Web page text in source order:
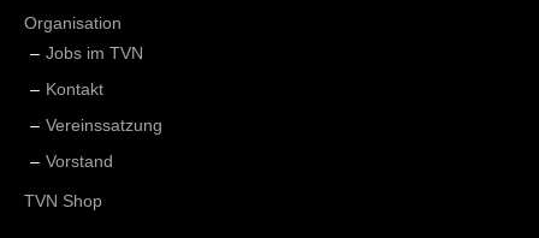
Organisation
Jobs im TVN
Kontakt
Vereinssatzung
Vorstand
TVN Shop